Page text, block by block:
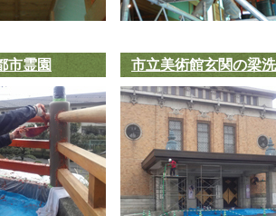
市霊園 市立美術館玄関の梁